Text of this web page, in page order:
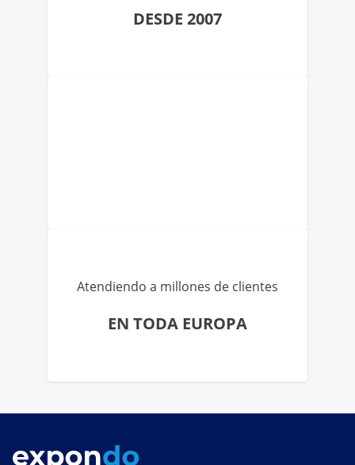
DESDE 2007
Atendiendo a millones de clientes
EN TODA EUROPA